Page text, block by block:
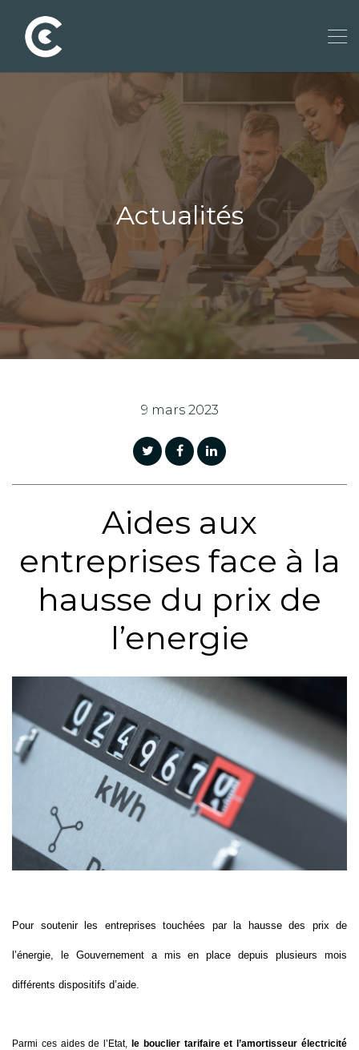
Actualités
9 mars 2023
Aides aux
entreprises face à la
hausse du prix de
l’energie
Pour soutenir les entreprises touchées par la hausse des prix de
l’énergie, le Gouvernement a mis en place depuis plusieurs mois
différents dispositifs d’aide.
Parmi ces aides de l’Etat, le bouclier tarifaire et l’amortisseur électricité